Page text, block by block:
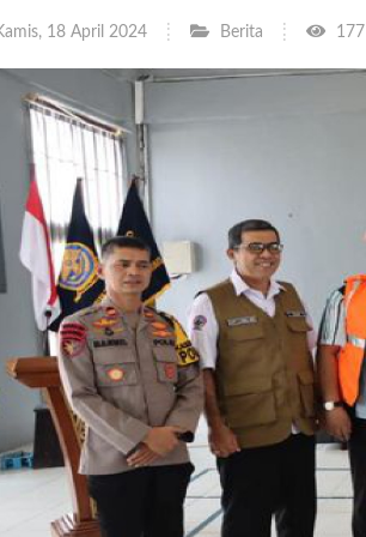
18 April 2024 Berita